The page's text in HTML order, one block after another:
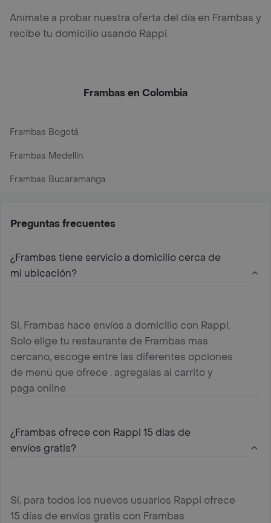
Anímate a probar nuestra oferta del día en Frambas y
recibe tu domicilio usando Rappi.
Frambas en Colombia
Frambas Bogotá
Frambas Medellín
Frambas Bucaramanga
Preguntas frecuentes
¿Frambas tiene servicio a domicilio cerca de
mi ubicación?
Si, Frambas hace envíos a domicilio con Rappi.
Solo elige tu restaurante de Frambas mas
cercano, escoge entre las diferentes opciones
de menú que ofrece , agregalas al carrito y
paga online
¿Frambas ofrece con Rappi 15 días de
envíos gratis?
Sí, para todos los nuevos usuarios Rappi ofrece
15 días de envíos gratis con Frambas